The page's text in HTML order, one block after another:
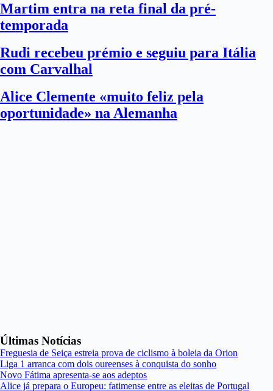
Martim entra na reta final da pré-
temporada
Rudi recebeu prémio e seguiu para Itália
com Carvalhal
Alice Clemente «muito feliz pela
oportunidade» na Alemanha
Últimas Notícias
Freguesia de Seiça estreia prova de ciclismo à boleia da Orion
Liga 1 arranca com dois oureenses à conquista do sonho
Novo Fátima apresenta-se aos adeptos
Alice já prepara o Europeu: fatimense entre as eleitas de Portugal